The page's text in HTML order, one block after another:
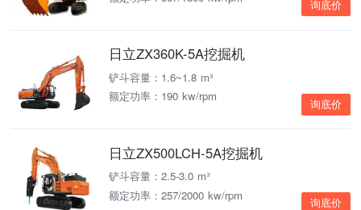
询底价
日立ZX360K-5A挖掘机
铲斗容量：1.6~1.8 m³
额定功率：190 kw/rpm
询底价
日立ZX500LCH-5A挖掘机
铲斗容量：2.5-3.0 m³
额定功率：257/2000 kw/rpm
询底价